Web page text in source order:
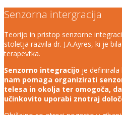
Senzorna intergracija
Teorijo in pristop senzorne
stoletja razvila dr. J.A.Ayres, ki je
terapevtka.
Senzorno integracijo je definirala
nam pomaga organizirati
telesa in okolja ter omogoča,
učinkovito uporabi znotraj